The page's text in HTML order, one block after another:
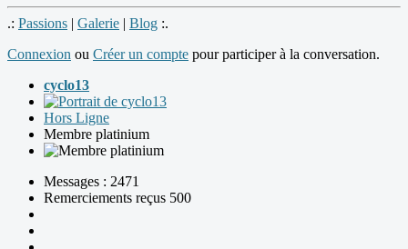
.: Passions | Galerie | Blog :.
Connexion ou Créer un compte pour participer à la conversation.
cyclo13
Hors Ligne
Membre platinium
Messages : 2471
Remerciements reçus 500